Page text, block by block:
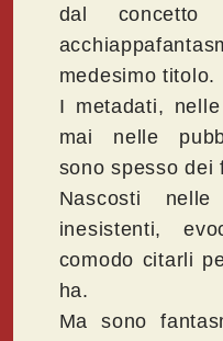
dal concetto
medesimo titolo.
I metadati,
mai nelle
sono spesso dei
Nascosti
inesistenti,
comodo citarli
ha.
Ma sono